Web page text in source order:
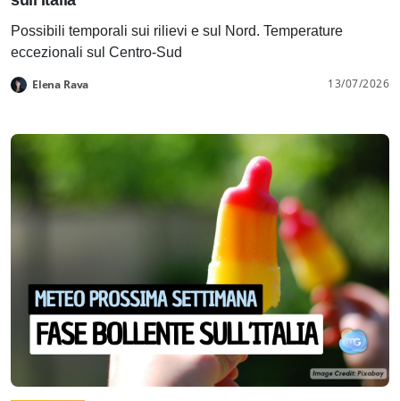
Possibili temporali sui rilievi e sul Nord. Temperature
eccezionali sul Centro-Sud
Elena Rava 13/07/2026